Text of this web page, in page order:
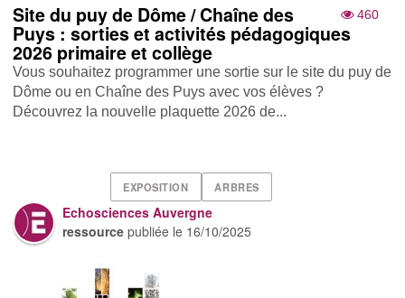
460
Site du puy de Dôme / Chaîne des
Puys : sorties et activités pédagogiques
2026 primaire et collège
Vous souhaitez programmer une sortie sur le site du puy de
Dôme ou en Chaîne des Puys avec vos élèves ?
Découvrez la nouvelle plaquette 2026 de...
EXPOSITION ARBRES
Echosciences Auvergne
ressource publiée le 16/10/2025